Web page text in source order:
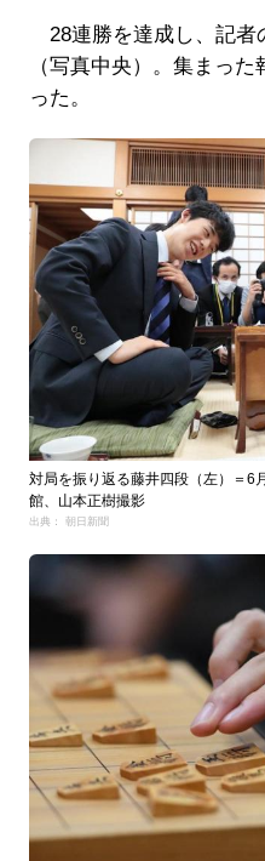
28連勝を達成し、記者
（写真中央）。集まっ
った。
対局を振り返る藤井四段（左）＝6
館、山本正樹撮影
出典： 朝日新聞